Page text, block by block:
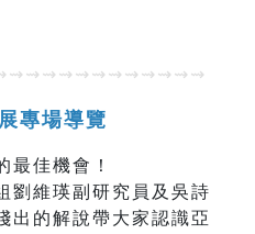
專場導覽
最佳機會！
劉維瑛副研究員及吳詩
出的解說帶大家認識亞